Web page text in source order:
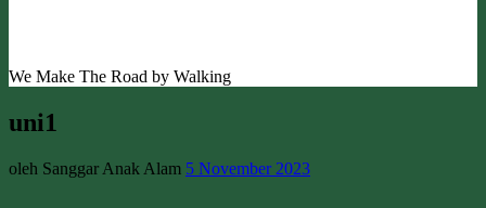
We Make The Road by Walking
uni1
oleh Sanggar Anak Alam 5 November 2023